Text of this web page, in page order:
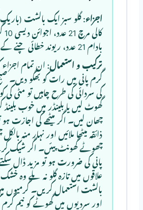
اجزاء: گلو سبز ایک بالشت
بادام 21 عدد، ریوند خطائی چنے کے برابر۔
ترکیب و استعمال: ان تمام اجزاء
گرم پانی میں رات کو بھگو دیں۔
کی سردائی کی طرح چاہیں تو مٹی کی
گھوٹ لیں یا بلینڈر میں خوب
چھان لیں۔ اگر میٹھے کی اجازت
ذائقہ میٹھا ملائیں اور نہار منہ
چھوٹے گھونٹ پیئں۔ اگر شیک
پانی کی ضرورت ہو تو مزید ڈال
بالشت استعمال کریں۔ گرمیوں میں
اور سردیوں میں گھوٹے کو نیم